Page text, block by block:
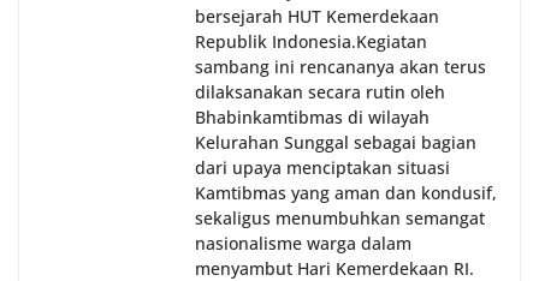
bersejarah HUT Kemerdekaan
Republik Indonesia.‎Kegiatan
sambang ini rencananya akan terus
dilaksanakan secara rutin oleh
Bhabinkamtibmas di wilayah
Kelurahan Sunggal sebagai bagian
dari upaya menciptakan situasi
Kamtibmas yang aman dan kondusif,
sekaligus menumbuhkan semangat
nasionalisme warga dalam
menyambut Hari Kemerdekaan RI.